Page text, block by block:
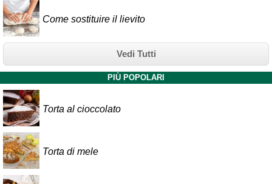
Come sostituire il lievito
Vedi Tutti
PIÙ POPOLARI
Torta al cioccolato
Torta di mele